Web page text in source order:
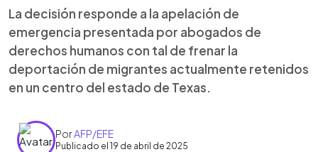
La decisión responde a la apelación de
emergencia presentada por abogados de
derechos humanos con tal de frenar la
deportación de migrantes actualmente retenidos
en un centro del estado de Texas.
PorAFP/EFE
Publicado el 19 de abril de 2025